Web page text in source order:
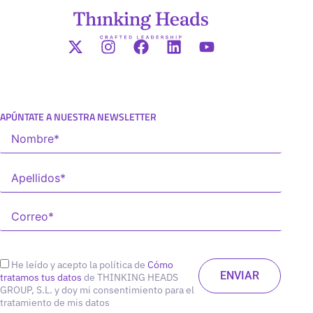
APÚNTATE A NUESTRA NEWSLETTER
He leído y acepto la política de Cómo
tratamos tus datos de THINKING HEADS
GROUP, S.L. y doy mi consentimiento para el
tratamiento de mis datos